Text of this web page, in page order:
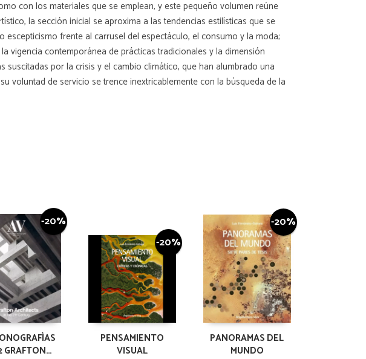
con los materiales que se emplean, y este pequeño volumen reúne
la sección inicial se aproxima a las tendencias estilísticas que se
frente al carrusel del espectáculo, el consumo y la moda;
vigencia contemporánea de prácticas tradicionales y la dimensión
por la crisis y el cambio climático, que han alumbrado una
voluntad de servicio se trence inextricablemente con la búsqueda de la
-20%
GRAFTON
-20%
PENSAMIENTO
VISUAL
-20%
PANORAMAS DEL
MUNDO